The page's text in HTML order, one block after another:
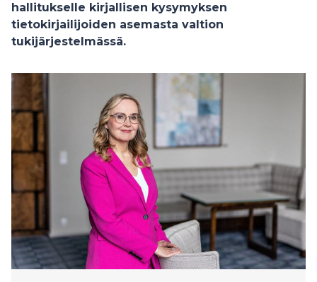
hallitukselle kirjallisen kysymyksen
tietokirjailijoiden asemasta valtion
tukijärjestelmässä.